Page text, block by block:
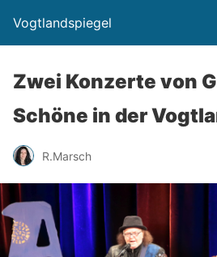
Vogtlandspiegel
Zwei Konzerte von
Schöne in der
R.Marsch